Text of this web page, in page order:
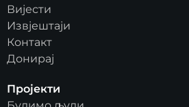
Вијести
Извјештаји
Контакт
Донирај
Пројекти